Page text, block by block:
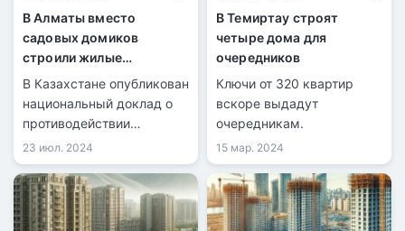
В Алматы вместо
садовых домиков
строили жилые
комплексы
В Казахстане опубликован
национальный доклад о
противодействии
коррупции за 2023 год. В
частности, в документе
представлен внешний
анализ коррупционных
рисков, связанных со
23 июл. 2024
В Темиртау строят
четыре дома для
очередников
Ключи от 320 квартир
вскоре выдадут
очередникам.
15 мар. 2024